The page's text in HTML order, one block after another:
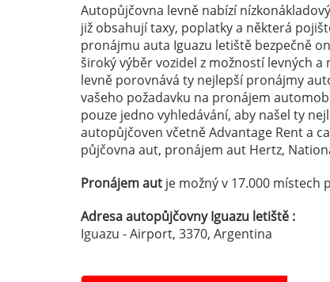
Autopůjčovna levně nabízí nízkonákladový
již obsahují taxy, poplatky a některá
pronájmu auta Iguazu letiště bezpečně
široký výběr vozidel z možností levných
levně porovnává ty nejlepší pronájmy
vašeho požadavku na pronájem
pouze jedno vyhledávání, aby našel ty
autopůjčoven včetně Advantage Rent a
půjčovna aut, pronájem aut Hertz,
Pronájem aut je možný v 17.000 místech
Adresa autopůjčovny Iguazu letiště :
Iguazu - Airport, 3370, Argentina